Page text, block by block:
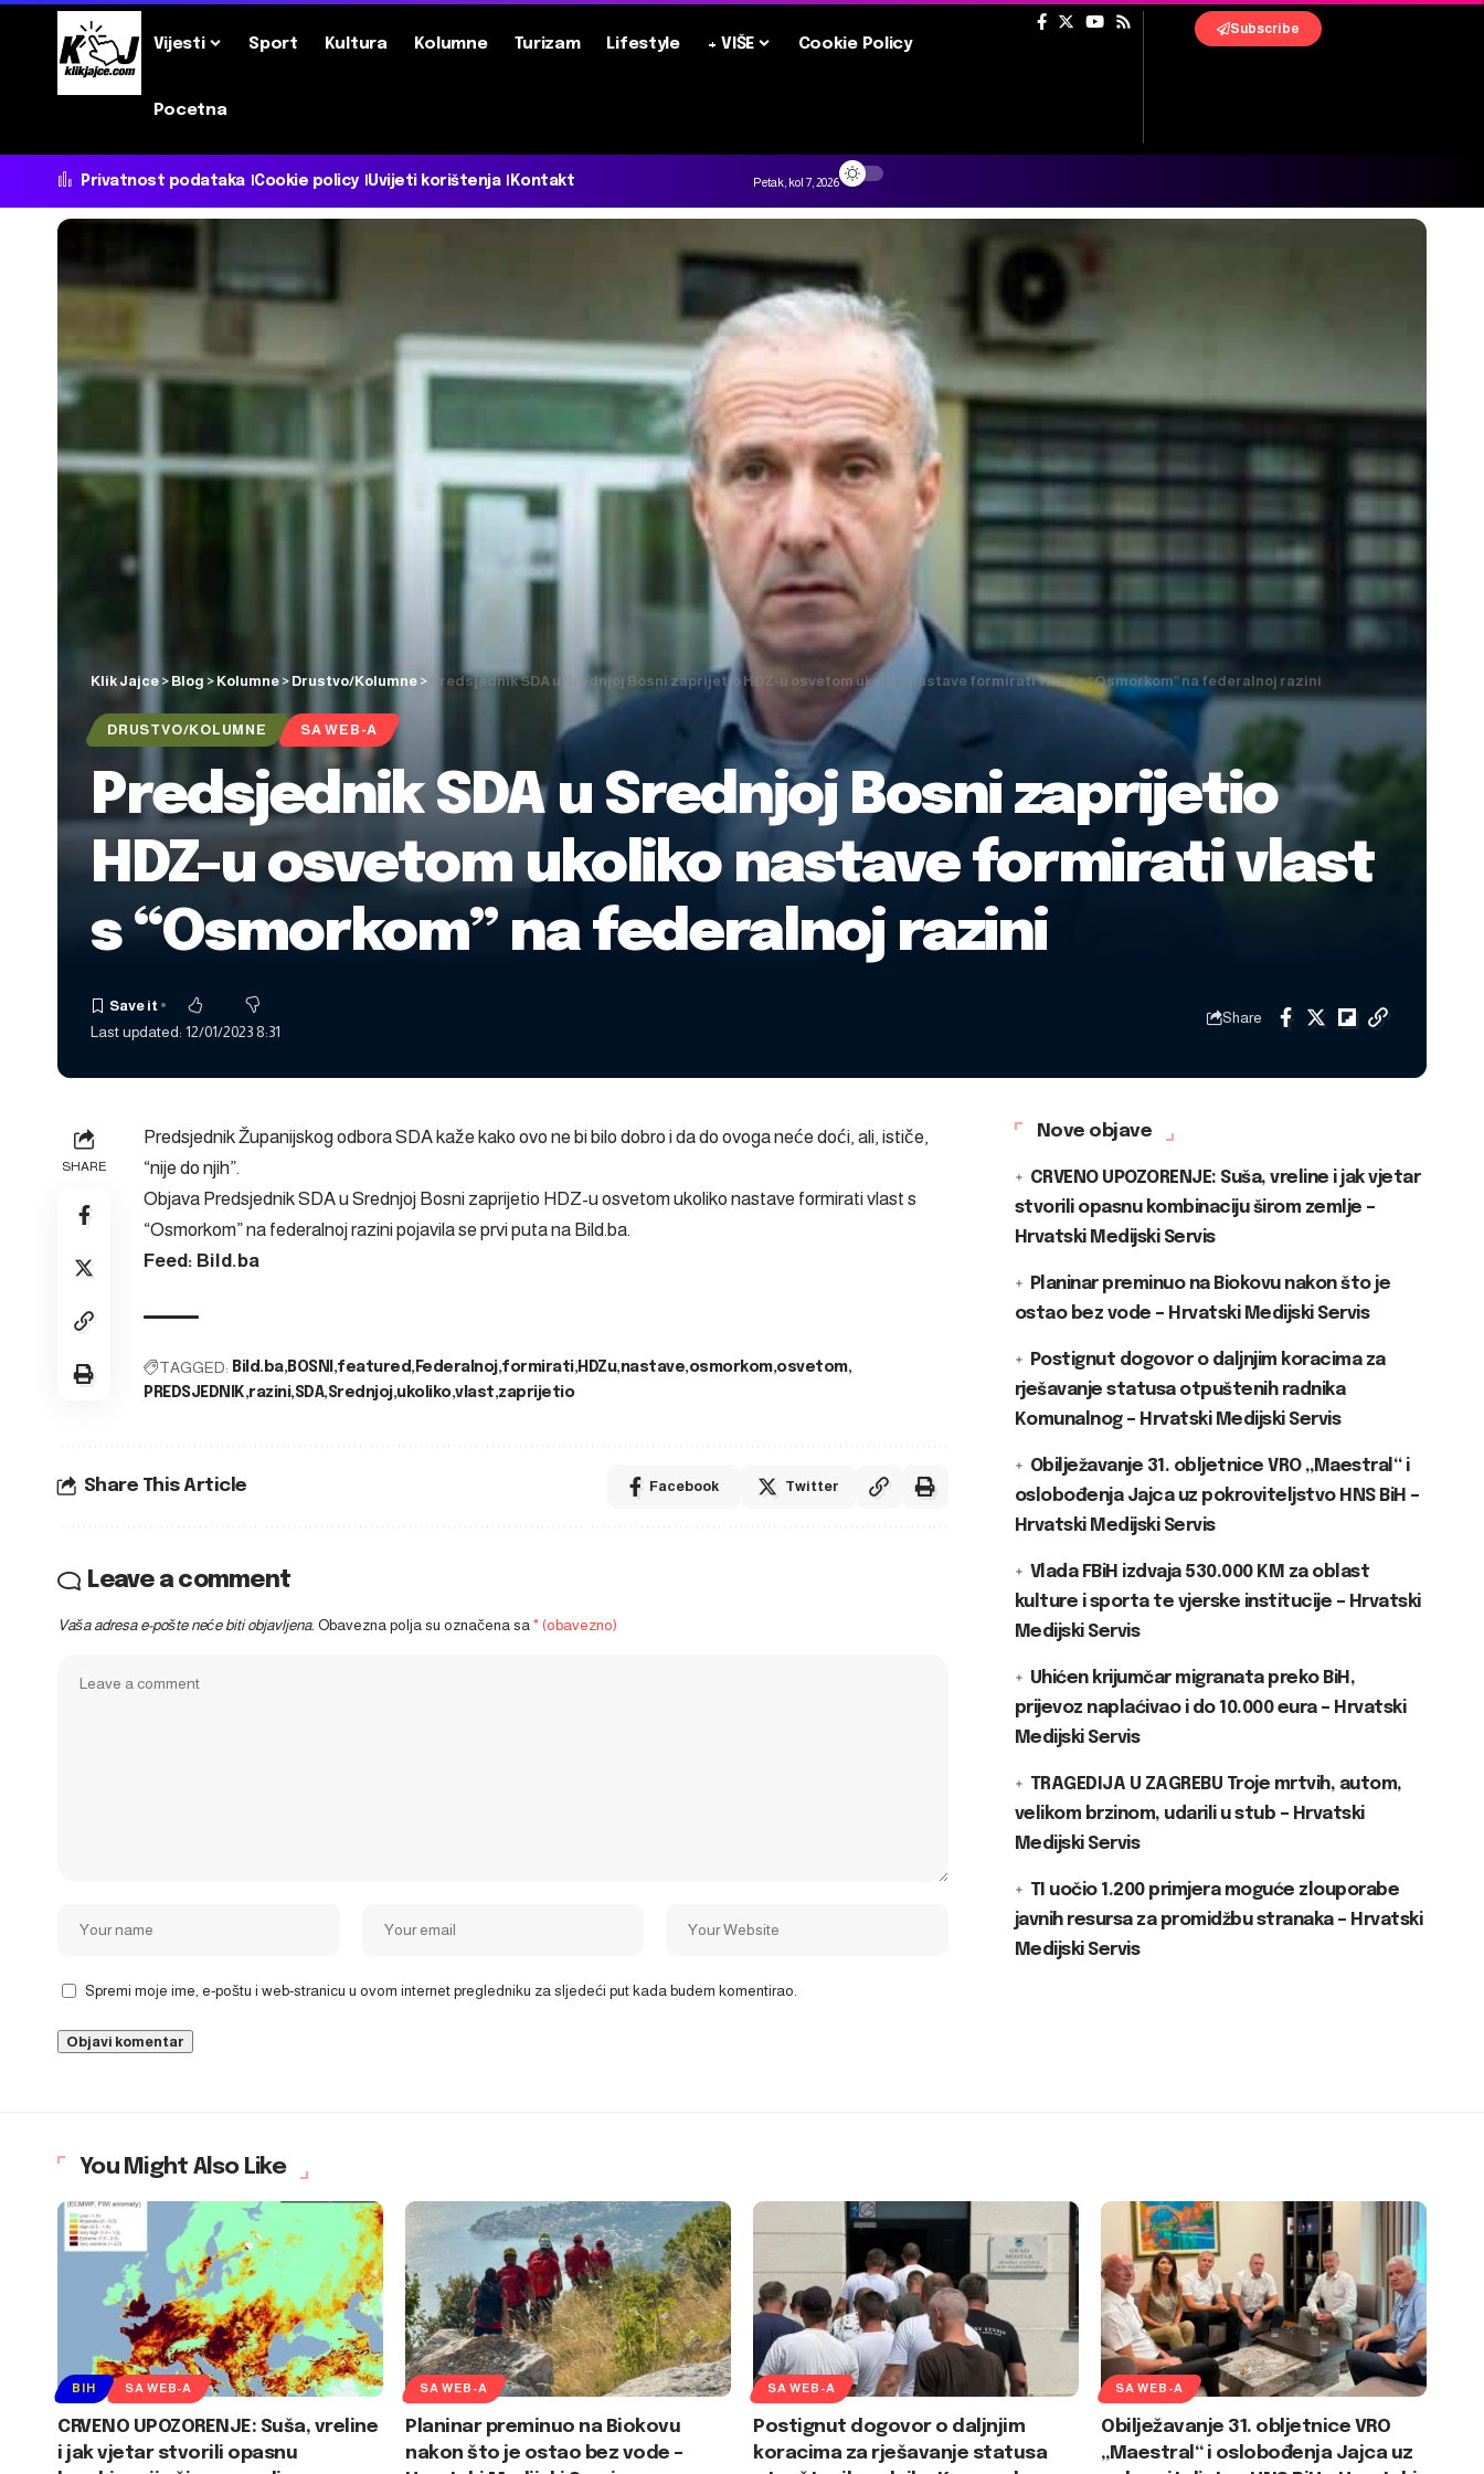
Vijesti Sport Kultura Kolumne Turizam Lifestyle + VIŠE Cookie Policy
Pocetna
Subscribe
Privatnost podataka Cookie policy Uvijeti korištenja Kontakt Petak, kol 7, 2026
Klik Jajce > Blog > Kolumne > Drustvo/Kolumne > Predsjednik SDA u Srednjoj Bosni zaprijetio HDZ-u osvetom ukoliko nastave formirati vlast s “Osmorkom” na federalnoj razini
DRUSTVO/KOLUMNE SA WEB-A
Predsjednik SDA u Srednjoj Bosni zaprijetio
HDZ-u osvetom ukoliko nastave formirati vlast
s “Osmorkom” na federalnoj razini
Last updated: 12/01/2023 8:31
Share
SHARE
Predsjednik Županijskog odbora SDA kaže kako ovo ne bi bilo dobro i da do ovoga neće doći, ali, ističe,
“nije do njih”.
Objava Predsjednik SDA u Srednjoj Bosni zaprijetio HDZ-u osvetom ukoliko nastave formirati vlast s
“Osmorkom” na federalnoj razinipojavila se prvi puta na Bild.ba.
Feed: Bild.ba
TAGGED: Bild.ba BOSNI featured Federalnoj formirati HDZu nastave osmorkom osvetom
PREDSJEDNIK razini SDA Srednjoj ukoliko vlast zaprijetio
Share This Article Facebook Twitter
Leave a comment
Vaša adresa e-pošte neće biti objavljena. Obavezna polja su označena sa * (obavezno)
Spremi moje ime, e-poštu i web-stranicu u ovom internet pregledniku za sljedeći put kada budem komentirao.
Nove objave
CRVENO UPOZORENJE: Suša, vreline i jak vjetar
stvorili opasnu kombinaciju širom zemlje –
Hrvatski Medijski Servis
Planinar preminuo na Biokovu nakon što je
ostao bez vode – Hrvatski Medijski Servis
Postignut dogovor o daljnjim koracima za
rješavanje statusa otpuštenih radnika
Komunalnog – Hrvatski Medijski Servis
Obilježavanje 31. obljetnice VRO „Maestral“ i
oslobođenja Jajca uz pokroviteljstvo HNS BiH –
Hrvatski Medijski Servis
Vlada FBiH izdvaja 530.000 KM za oblast
kulture i sporta te vjerske institucije – Hrvatski
Medijski Servis
Uhićen krijumčar migranata preko BiH,
prijevoz naplaćivao i do 10.000 eura – Hrvatski
Medijski Servis
TRAGEDIJA U ZAGREBU Troje mrtvih, autom,
velikom brzinom, udarili u stub – Hrvatski
Medijski Servis
TI uočio 1.200 primjera moguće zlouporabe
javnih resursa za promidžbu stranaka – Hrvatski
Medijski Servis
You Might Also Like
BIH SA WEB-A
CRVENO UPOZORENJE: Suša, vreline
i jak vjetar stvorili opasnu
SA WEB-A
Planinar preminuo na Biokovu
nakon što je ostao bez vode –
SA WEB-A
Postignut dogovor o daljnjim
koracima za rješavanje statusa
SA WEB-A
Obilježavanje 31. obljetnice VRO
„Maestral“ i oslobođenja Jajca uz